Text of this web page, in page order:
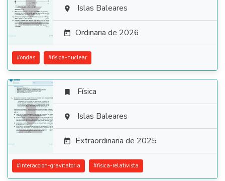
  Islas Baleares
 Ordinaria de 2026
#ondas #fisica-nuclear

 Física
 Islas Baleares
 Extraordinaria de 2025
#interaccion-gravitatoria #fisica-relativista